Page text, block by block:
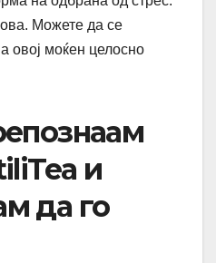
Можете да се
овој моќен целосно
и
да го